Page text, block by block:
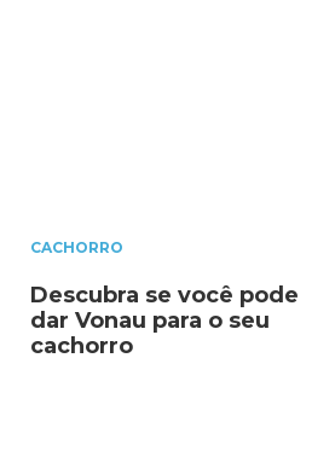
CACHORRO
Descubra se você pode
dar Vonau para o seu
cachorro